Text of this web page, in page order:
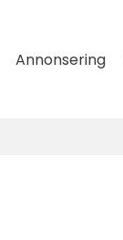
Annonsering